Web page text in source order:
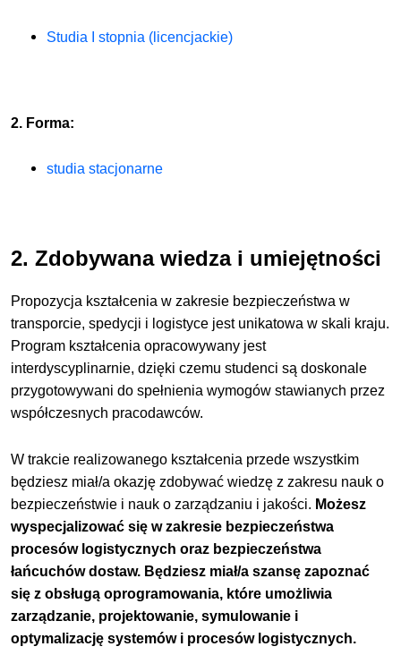
Studia I stopnia (licencjackie)
2. Forma:
studia stacjonarne
2. Zdobywana wiedza i umiejętności
Propozycja kształcenia w zakresie bezpieczeństwa w
transporcie, spedycji i logistyce jest unikatowa w skali kraju.
Program kształcenia opracowywany jest
interdyscyplinarnie, dzięki czemu studenci są doskonale
przygotowywani do spełnienia wymogów stawianych przez
współczesnych pracodawców.
W trakcie realizowanego kształcenia przede wszystkim
będziesz miał/a okazję zdobywać wiedzę z zakresu nauk o
bezpieczeństwie i nauk o zarządzaniu i jakości. Możesz
wyspecjalizować się w zakresie bezpieczeństwa
procesów logistycznych oraz bezpieczeństwa
łańcuchów dostaw. Będziesz miał/a szansę zapoznać
się z obsługą oprogramowania, które umożliwia
zarządzanie, projektowanie, symulowanie i
optymalizację systemów i procesów logistycznych.